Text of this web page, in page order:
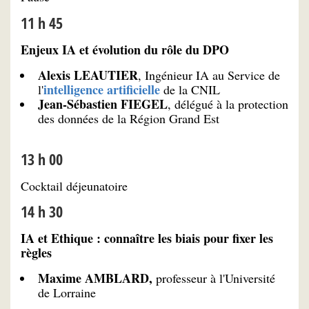
11 h 45
Enjeux IA et évolution du rôle du DPO
Alexis LEAUTIER, Ingénieur IA au Service de
l'intelligence artificielle de la CNIL
Jean-Sébastien FIEGEL, délégué à la protection
des données de la Région Grand Est
13 h 00
Cocktail déjeunatoire
14 h 30
IA et Ethique : connaître les biais pour fixer les
règles
Maxime AMBLARD, professeur à l'Université
de Lorraine